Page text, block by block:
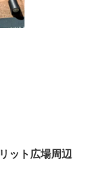
ット広場周辺